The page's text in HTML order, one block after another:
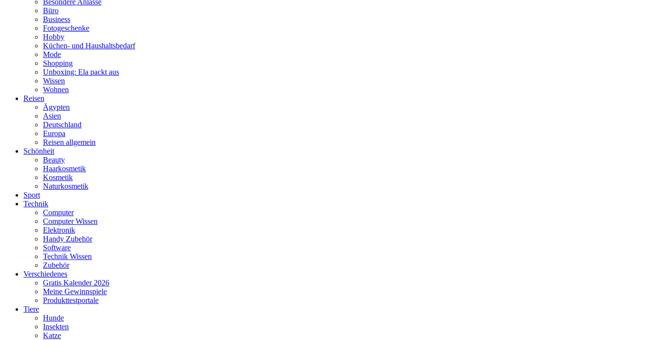
Büro
Business
Fotogeschenke
Hobby
Küchen- und Haushaltsbedarf
Mode
Shopping
Unboxing: Ela packt aus
Wissen
Wohnen
Reisen
Ägypten
Asien
Deutschland
Europa
Reisen allgemein
Schönheit
Beauty
Haarkosmetik
Kosmetik
Naturkosmetik
Sport
Technik
Computer
Computer Wissen
Elektronik
Handy Zubehör
Software
Technik Wissen
Zubehör
Verschiedenes
Gratis Kalender 2026
Meine Gewinnspiele
Produkttestportale
Tiere
Hunde
Insekten
Katze